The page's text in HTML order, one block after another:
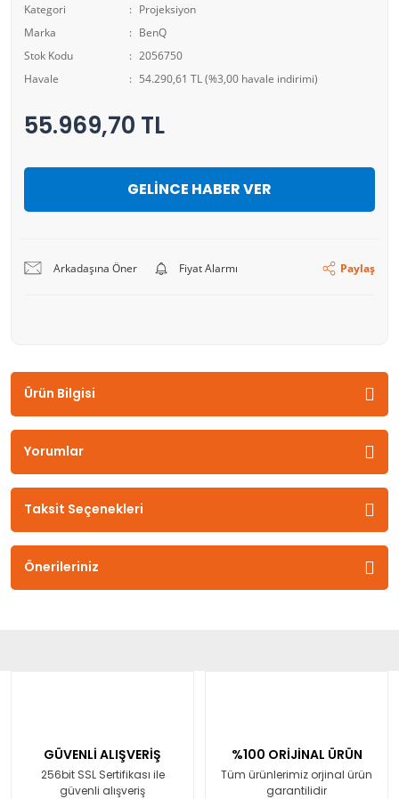
Kategori
Projeksiyon
Marka
BenQ
Stok Kodu
2056750
Havale
54.290,61 TL (%3,00 havale indirimi)
55.969,70 TL
GELİNCE HABER VER
Arkadaşına Öner Fiyat Alarmı Paylaş
Ürün Bilgisi
Yorumlar
Taksit Seçenekleri
Önerileriniz
GÜVENLİ ALIŞVERİŞ
256bit SSL Sertifikası ile
güvenli alışveriş
%100 ORİJİNAL ÜRÜN
Tüm ürünlerimiz orjinal ürün
garantilidir